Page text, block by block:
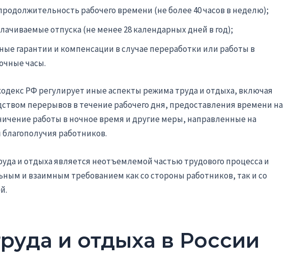
рабочего времени (не более 40 часов в неделю);
отпуска (не менее 28 календарных дней в год);
гарантии и компенсации в случае переработки или работы в
часы.
РФ регулирует иные аспекты режима труда и отдыха, включая
перерывов в течение рабочего дня, предоставления времени на
работы в ночное время и другие меры, направленные на
работников.
и отдыха является неотъемлемой частью трудового процесса и
и взаимным требованием как со стороны работников, так и со
и отдыха в России